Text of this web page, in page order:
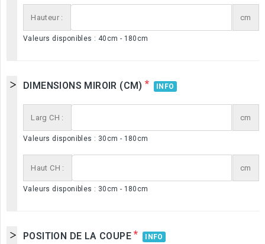
Hauteur : cm
Valeurs disponibles : 40cm - 180cm
DIMENSIONS MIROIR (CM)* INFO
Larg CH : cm
Valeurs disponibles : 30cm - 180cm
Haut CH : cm
Valeurs disponibles : 30cm - 180cm
POSITION DE LA COUPE* INFO